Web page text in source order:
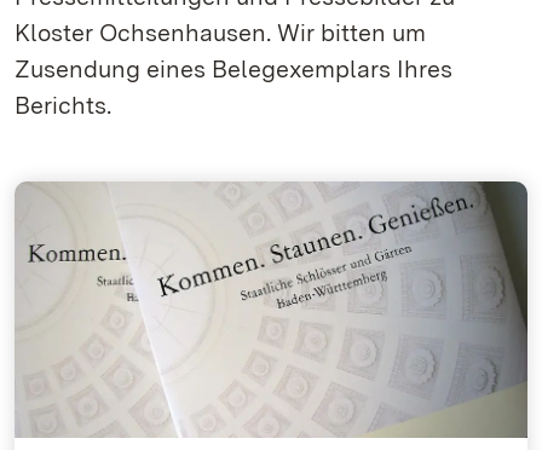
Kloster Ochsenhausen. Wir bitten um
Zusendung eines Belegexemplars Ihres
Berichts.